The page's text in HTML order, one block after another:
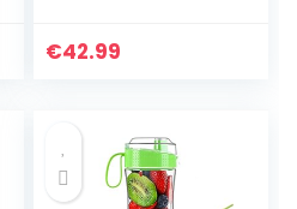
Vaatwasmachineb
garde en 600ml
BPA-vrije plastic
beker – Wit
€42.99